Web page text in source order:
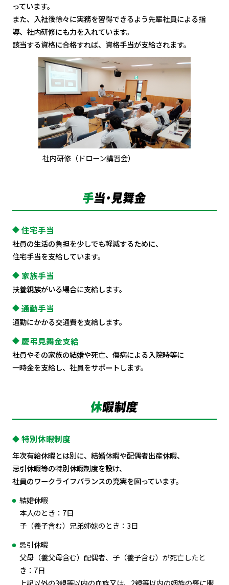
っています。
また、入社後徐々に実務を習得できるよう先輩社員による指
導、社内研修にも力を入れています。
該当する資格に合格すれば、資格手当が支給されます。
社内研修（ドローン講習会）
住宅手当
社員の生活の負担を少しでも軽減するために、
住宅手当を支給しています。
家族手当
扶養親族がいる場合に支給します。
通勤手当
通勤にかかる交通費を支給します。
慶弔見舞金支給
社員やその家族の結婚や死亡、傷病による入院時等に
一時金を支給し、社員をサポートします。
特別休暇制度
年次有給休暇とは別に、結婚休暇や配偶者出産休暇、
忌引休暇等の特別休暇制度を設け、
社員のワークライフバランスの充実を図っています。
結婚休暇
本人のとき：7日
子（養子含む）兄弟姉妹のとき：3日
忌引休暇
父母（養父母含む）配偶者、子（養子含む）が死亡したと
き：7日
上記以外の3親等以内の血族又は、2親等以内の姻族の喪に服